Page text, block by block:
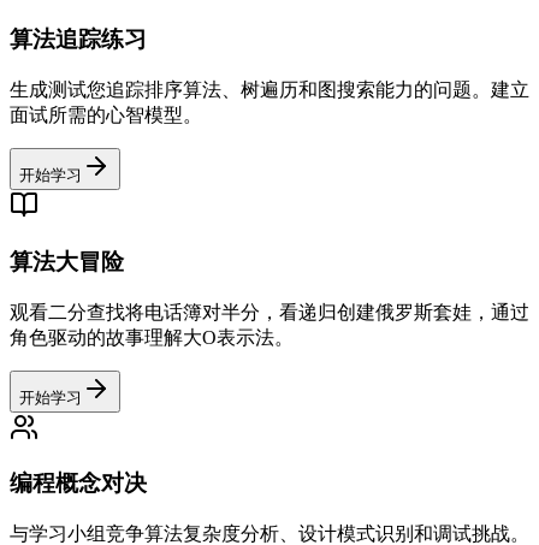
算法追踪练习
生成测试您追踪排序算法、树遍历和图搜索能力的问题。建立
面试所需的心智模型。
开始学习
算法大冒险
观看二分查找将电话簿对半分，看递归创建俄罗斯套娃，通过
角色驱动的故事理解大O表示法。
开始学习
编程概念对决
与学习小组竞争算法复杂度分析、设计模式识别和调试挑战。